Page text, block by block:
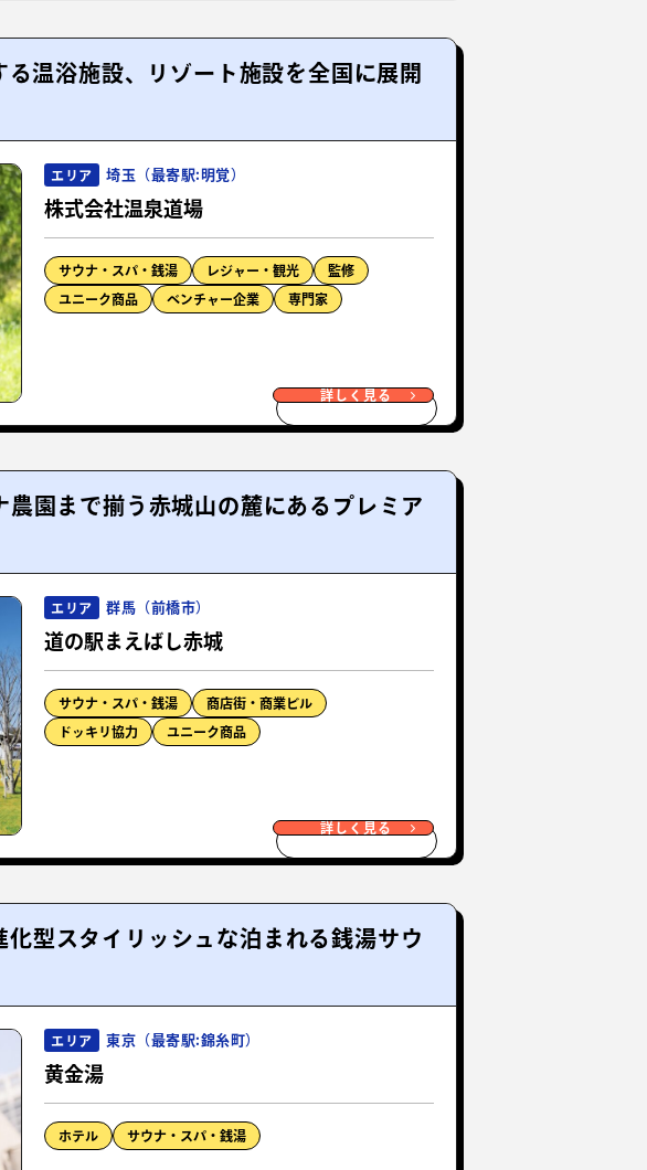
温浴施設、リゾート施設を全国に展開
エリア 埼玉（最寄駅:明覚）
株式会社温泉道場
サウナ・スパ・銭湯 レジャー・観光 監修
ユニーク商品 ベンチャー企業 専門家
詳しく見る
園まで揃う赤城山の麓にあるプレミア
エリア 群馬（前橋市）
道の駅まえばし赤城
サウナ・スパ・銭湯 商店街・商業ビル
ドッキリ協力 ユニーク商品
詳しく見る
型スタイリッシュな泊まれる銭湯サウ
エリア 東京（最寄駅:錦糸町）
黄金湯
ホテル サウナ・スパ・銭湯